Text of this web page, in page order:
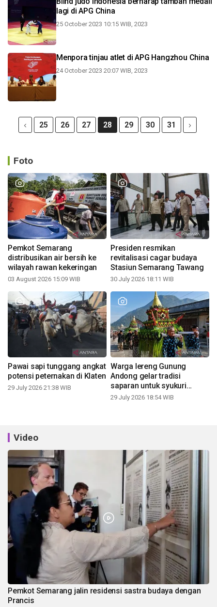
lagi di APG China
25 October 2023 10:15 WIB, 2023
Menpora tinjau atlet di APG Hangzhou China
24 October 2023 20:07 WIB, 2023
25 26 27 28 29 30 31
Foto
Pemkot Semarang
distribusikan air bersih ke
wilayah rawan kekeringan
03 August 2026 15:09 WIB
Presiden resmikan
revitalisasi cagar budaya
Stasiun Semarang Tawang
30 July 2026 18:11 WIB
Pawai sapi tunggang angkat
potensi peternakan di Klaten
29 July 2026 21:38 WIB
Warga lereng Gunung
Andong gelar tradisi
saparan untuk syukuri
panen
29 July 2026 18:54 WIB
Video
Pemkot Semarang jalin residensi sastra budaya dengan
Prancis